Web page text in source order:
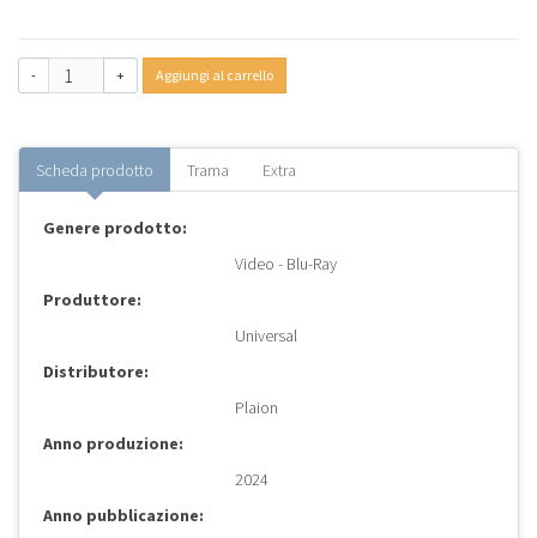
- + Aggiungi al carrello
Scheda prodotto Trama Extra
Genere prodotto:
Video - Blu-Ray
Produttore:
Universal
Distributore:
Plaion
Anno produzione:
2024
Anno pubblicazione: